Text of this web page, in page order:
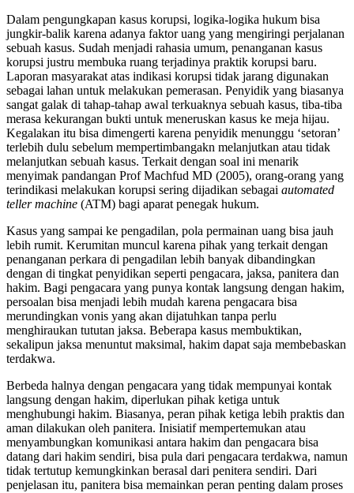
Dalam pengungkapan kasus korupsi, logika-logika hukum bisa
jungkir-balik karena adanya faktor uang yang mengiringi perjalanan
sebuah kasus. Sudah menjadi rahasia umum, penanganan kasus
korupsi justru membuka ruang terjadinya praktik korupsi baru.
Laporan masyarakat atas indikasi korupsi tidak jarang digunakan
sebagai lahan untuk melakukan pemerasan. Penyidik yang biasanya
sangat galak di tahap-tahap awal terkuaknya sebuah kasus, tiba-tiba
merasa kekurangan bukti untuk meneruskan kasus ke meja hijau.
Kegalakan itu bisa dimengerti karena penyidik menunggu ‘setoran’
terlebih dulu sebelum mempertimbangakn melanjutkan atau tidak
melanjutkan sebuah kasus. Terkait dengan soal ini menarik
menyimak pandangan Prof Machfud MD (2005), orang-orang yang
terindikasi melakukan korupsi sering dijadikan sebagai automated
teller machine (ATM) bagi aparat penegak hukum.
Kasus yang sampai ke pengadilan, pola permainan uang bisa jauh
lebih rumit. Kerumitan muncul karena pihak yang terkait dengan
penanganan perkara di pengadilan lebih banyak dibandingkan
dengan di tingkat penyidikan seperti pengacara, jaksa, panitera dan
hakim. Bagi pengacara yang punya kontak langsung dengan hakim,
persoalan bisa menjadi lebih mudah karena pengacara bisa
merundingkan vonis yang akan dijatuhkan tanpa perlu
menghiraukan tututan jaksa. Beberapa kasus membuktikan,
sekalipun jaksa menuntut maksimal, hakim dapat saja membebaskan
terdakwa.
Berbeda halnya dengan pengacara yang tidak mempunyai kontak
langsung dengan hakim, diperlukan pihak ketiga untuk
menghubungi hakim. Biasanya, peran pihak ketiga lebih praktis dan
aman dilakukan oleh panitera. Inisiatif mempertemukan atau
menyambungkan komunikasi antara hakim dan pengacara bisa
datang dari hakim sendiri, bisa pula dari pengacara terdakwa, namun
tidak tertutup kemungkinkan berasal dari penitera sendiri. Dari
penjelasan itu, panitera bisa memainkan peran penting dalam proses